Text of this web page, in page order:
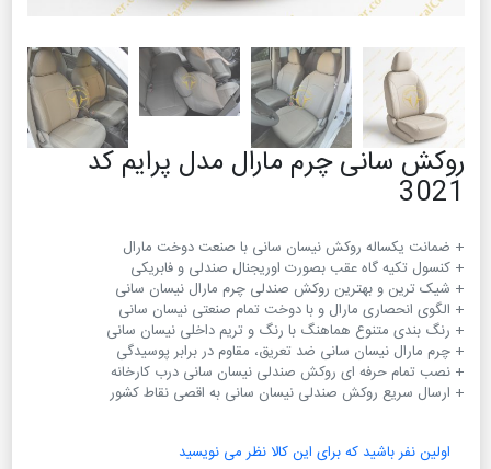
روکش سانی چرم مارال مدل پرایم کد
3021
+ ارسال سریع روکش صندلی نیسان سانی به اقصی نقاط کشور
اولین نفر باشید که برای این کالا نظر می نویسید